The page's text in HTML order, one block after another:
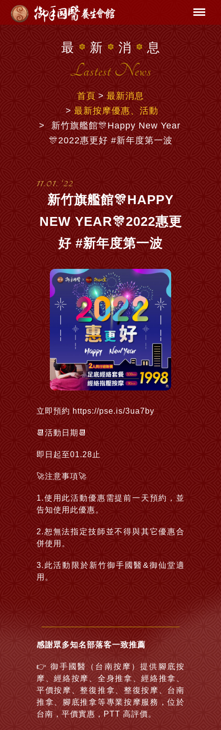
最 新 消 息
Lastest News
首頁
最新消息
最新按摩優惠、活動
新竹旗艦館🎊Happy New Year
🎊2022惠更好 #新年度第一波
11.01. ‘22
新竹旗艦館🎊HAPPY
NEW YEAR🎊2022惠更
好 #新年度第一波
立即預約 https://pse.is/3ua7by
📆活動日期📆
即日起至01.28止
🚀注意事項🚀
1.使用此活動優惠需提前一天預約，並
告知使用此優惠。
2.恕無法指定技師並不得與其它優惠合
併使用。
3.此活動限於新竹御手國醫&御仙堂適
用。
感謝眾多知名部落客一致推薦
👉御手國醫（台南按摩）提供腳底按
摩、經絡按摩、全身推拿、經絡推拿、
平價按摩、整復推拿、整復按摩、台南
推拿、腳底推拿等專業按摩服務，位於
台南，平價實惠，PTT 高評價。